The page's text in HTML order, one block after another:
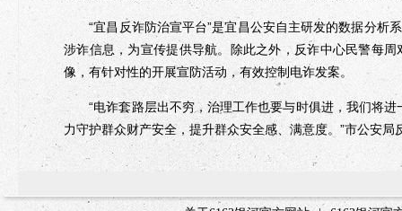
“宜昌反诈防治宣平台”是宜昌公安自主研发的数据分析
涉诈信息，为宣传提供导航。除此之外，反诈中心民警每
像，有针对性的开展宣防活动，有效控制电诈发案。
“电诈套路层出不穷，治理工作也要与时俱进，我们将进
力守护群众财产安全，提升群众安全感、满意度。”市公安